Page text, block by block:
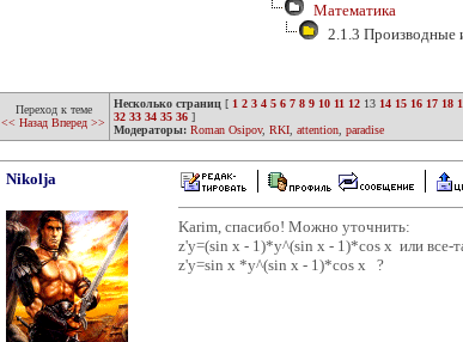
Математика
2.1.3 Производные
Переход к теме
<< Назад Вперед >>
Несколько страниц [ 1 2 3 4 5 6 7 8 9 10 11 12 13 14 15 16 17 18
32 33 34 35 36 ]
Модераторы: Roman Osipov, RKI attention paradise
Nikolja
Karim, спасибо! Можно уточнить:
z'y=(sin х - 1)*у^(sin х - 1)*соs х или все-
z'y=sin х *у^(sin х - 1)*соs х ?